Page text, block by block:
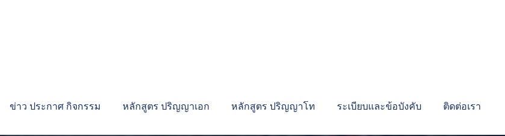
ข่าว ประกาศ กิจกรรม หลักสูตร ปริญญาเอก หลักสูตร ปริญญาโท ระเบียบและข้อบังคับ ติดต่อเรา